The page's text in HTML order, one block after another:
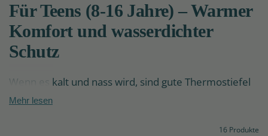
Für Teens (8-16 Jahre) – Warmer
Komfort und wasserdichter
Schutz
Wenn es kalt und nass wird, sind gute Thermostiefel
unverzichtbar –
nachhaltiger Thermostiefel für
Mehr lesen
16 Produkte